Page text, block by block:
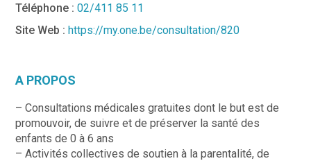
Téléphone :02/411 85 11
Site Web : https://my.one.be/consultation/820
A PROPOS
– Consultations médicales gratuites dont le but est de
promouvoir, de suivre et de préserver la santé des
enfants de 0 à 6 ans
– Activités collectives de soutien à la parentalité, de